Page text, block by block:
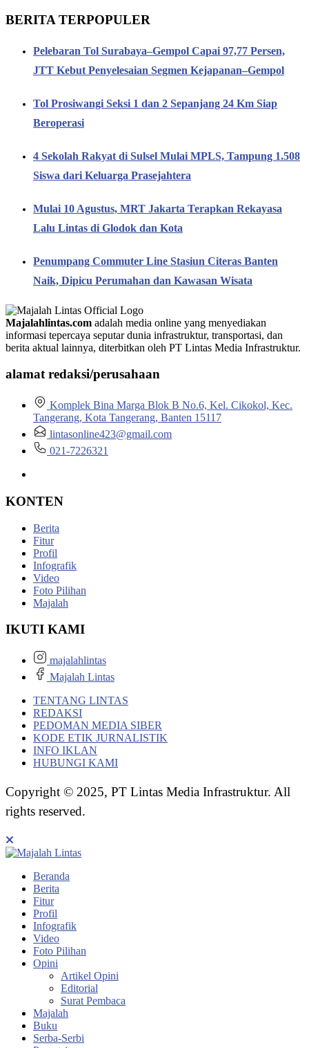
BERITA TERPOPULER
Pelebaran Tol Surabaya–Gempol Capai 97,77 Persen,
JTT Kebut Penyelesaian Segmen Kejapanan–Gempol
Tol Prosiwangi Seksi 1 dan 2 Sepanjang 24 Km Siap
Beroperasi
4 Sekolah Rakyat di Sulsel Mulai MPLS, Tampung 1.508
Siswa dari Keluarga Prasejahtera
Mulai 10 Agustus, MRT Jakarta Terapkan Rekayasa
Lalu Lintas di Glodok dan Kota
Penumpang Commuter Line Stasiun Citeras Banten
Naik, Dipicu Perumahan dan Kawasan Wisata
Majalahlintas.com adalah media online yang menyediakan
informasi tepercaya seputar dunia infrastruktur, transportasi, dan
berita aktual lainnya, diterbitkan oleh PT Lintas Media Infrastruktur.
alamat redaksi/perusahaan
Komplek Bina Marga Blok B No.6, Kel. Cikokol, Kec.
Tangerang, Kota Tangerang, Banten 15117
lintasonline423@gmail.com
021-7226321
KONTEN
Berita
Fitur
Profil
Infografik
Video
Foto Pilihan
Majalah
IKUTI KAMI
majalahlintas
Majalah Lintas
TENTANG LINTAS
REDAKSI
PEDOMAN MEDIA SIBER
KODE ETIK JURNALISTIK
INFO IKLAN
HUBUNGI KAMI
Copyright © 2025, PT Lintas Media Infrastruktur. All
rights reserved.
Beranda
Berita
Fitur
Profil
Infografik
Video
Foto Pilihan
Opini
Artikel Opini
Editorial
Surat Pembaca
Majalah
Buku
Serba-Serbi